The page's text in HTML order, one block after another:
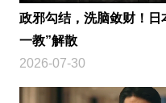
政邪勾结，洗脑敛财！日
一教”解散
2026-07-30